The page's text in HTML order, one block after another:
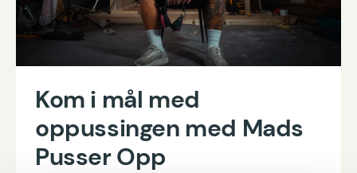
Kom i mål med
oppussingen med Mads
Pusser Opp